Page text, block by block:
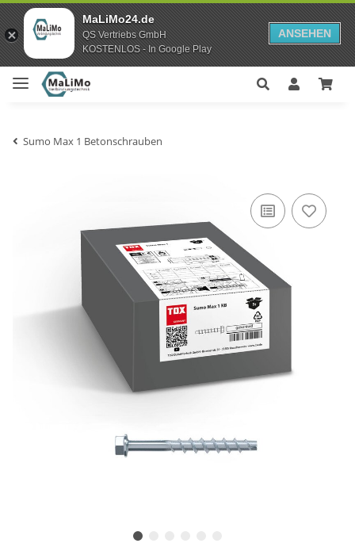
MaLiMo24.de
QS Vertriebs GmbH
KOSTENLOS - In Google Play
ANSEHEN
Sumo Max 1 Betonschrauben